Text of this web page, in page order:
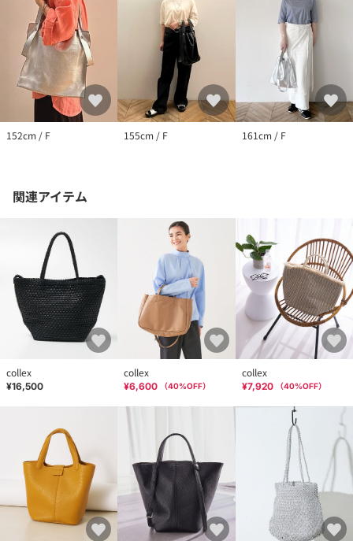
152cm / F 155cm / F 161cm / F
関連アイテム
collex
¥16,500
collex
¥6,600 （40%OFF）
collex
¥7,920 （40%OFF）